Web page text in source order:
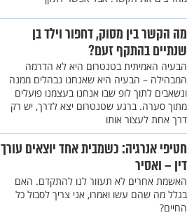
מה הקשר בין מסוק, דחפור וילד בן
שנתיים בהתקף זעם?
הבעיה האמיתית בטנטרום היא לא הדרמה
המבהילה – הבעיה היא שאנחנו נבהלים ממנה
ונשאבים לתוך לופ שבו אנחנו בעצמנו פועלים
מתוך סערה. ברגע שטנטרום יצא לדרך, יש רק
דרך אחת לעצור אותו
חטיפי אנרגיה: כשמבית אחד יוצאים עורך
דין – ואסיר
האשמת אחרים לא תעזור לנו להתקדם. האם
בגלל מה שהם עשו ואמרו, אני צריך לסבול כל
החיים?